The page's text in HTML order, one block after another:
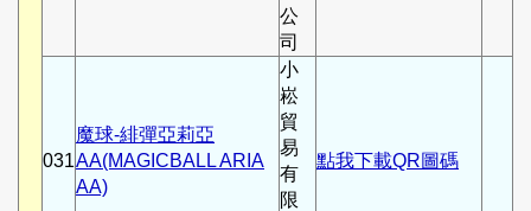
公
司
031
魔球-緋彈亞莉亞
AA(MAGICBALL ARIA
AA)
小
崧
貿
易
有
限
點我下載QR圖碼